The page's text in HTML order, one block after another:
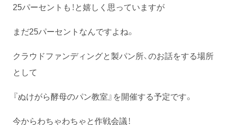
25パーセントも！と嬉しく思っていますが
まだ25パーセントなんですよね。
クラウドファンディングと製パン所、のお話をする場所
として
『ぬけがら酵母のパン教室』を開催する予定です。
今からわちゃわちゃと作戦会議！